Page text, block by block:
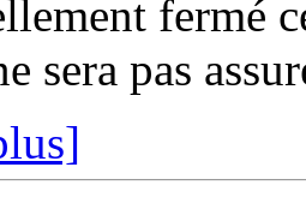
fermé
sera pas